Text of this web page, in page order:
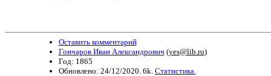
Оставить комментарий
Гончаров Иван Александрович (yes@lib.ru)
Год: 1865
Обновлено: 24/12/2020. 6k. Статистика.